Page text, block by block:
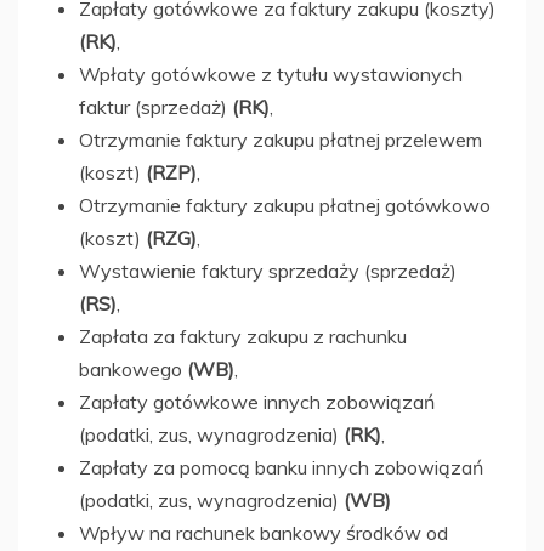
Zapłaty gotówkowe za faktury zakupu (koszty)
(RK)
Wpłaty gotówkowe z tytułu wystawionych
faktur (sprzedaż) (RK)
Otrzymanie faktury zakupu płatnej przelewem
(koszt) (RZP)
Otrzymanie faktury zakupu płatnej gotówkowo
(koszt) (RZG)
Wystawienie faktury sprzedaży (sprzedaż)
(RS)
Zapłata za faktury zakupu z rachunku
bankowego (WB)
Zapłaty gotówkowe innych zobowiązań
(podatki, zus, wynagrodzenia) (RK)
Zapłaty za pomocą banku innych zobowiązań
(podatki, zus, wynagrodzenia) (WB)
Wpływ na rachunek bankowy środków od